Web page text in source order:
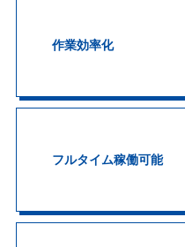
作業効率化
フルタイム稼働可能